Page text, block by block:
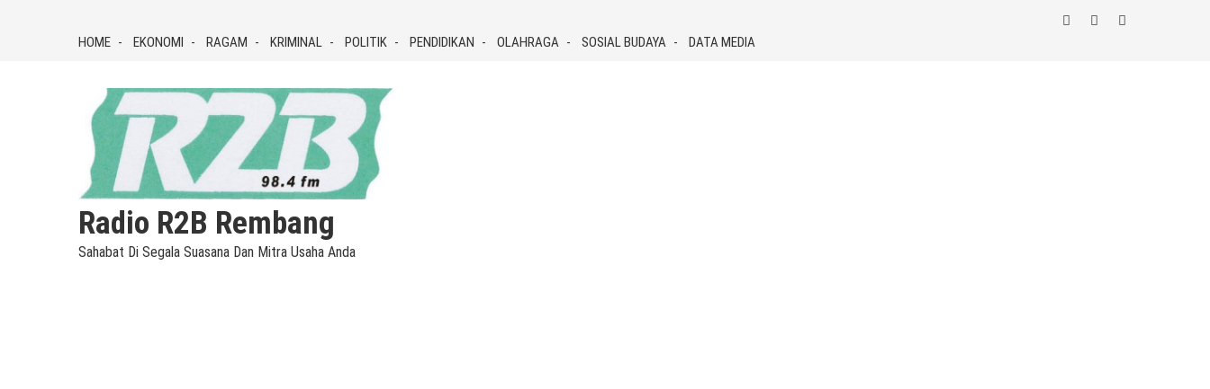
HOME EKONOMI RAGAM KRIMINAL POLITIK PENDIDIKAN OLAHRAGA SOSIAL BUDAYA DATA MEDIA
Radio R2B Rembang
Sahabat Di Segala Suasana Dan Mitra Usaha Anda